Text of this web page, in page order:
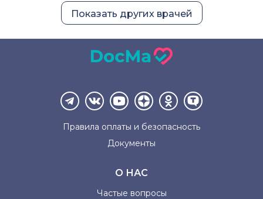
Показать других врачей
Правила оплаты и безопасность
Документы
О НАС
Частые вопросы